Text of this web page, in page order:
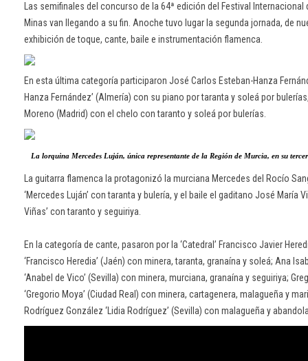
Las semifinales del concurso de la 64ª edición del Festival Internacional
Minas van llegando a su fin. Anoche tuvo lugar la segunda jornada, de
exhibición de toque, cante, baile e instrumentación flamenca.
En esta última categoría participaron José Carlos Esteban-Hanza
Hanza Fernández’ (Almería) con su piano por taranta y soleá por
Moreno (Madrid) con el chelo con taranto y soleá por bulerías.
La lorquina Mercedes Luján, única representante de la Región de Murcia, en su
La guitarra flamenca la protagonizó la murciana Mercedes del Rocío
‘Mercedes Luján’ con taranta y bulería, y el baile el gaditano José María
Viñas’ con taranto y seguiriya.
En la categoría de cante, pasaron por la ‘Catedral’ Francisco Javier
‘Francisco Heredia’ (Jaén) con minera, taranta, granaína y soleá; Ana
‘Anabel de Vico’ (Sevilla) con minera, murciana, granaína y seguiriya;
‘Gregorio Moya’ (Ciudad Real) con minera, cartagenera, malagueña y
Rodríguez González ‘Lidia Rodríguez’ (Sevilla) con malagueña y